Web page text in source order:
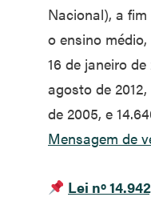
Nacional), a
o ensino médio,
16 de janeiro de
agosto de 2012,
de 2005, e
Mensagem de
Lei nº